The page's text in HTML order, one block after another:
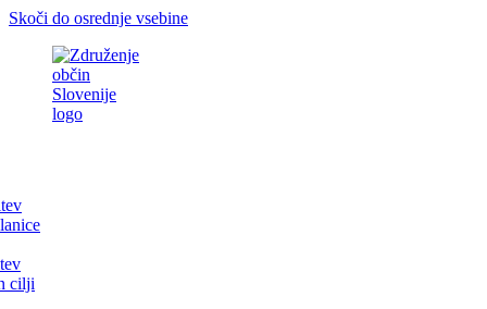
Skoči do osrednje vsebine
cilji